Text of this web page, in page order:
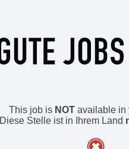
This job is NOT available in
Diese Stelle ist in Ihrem Land